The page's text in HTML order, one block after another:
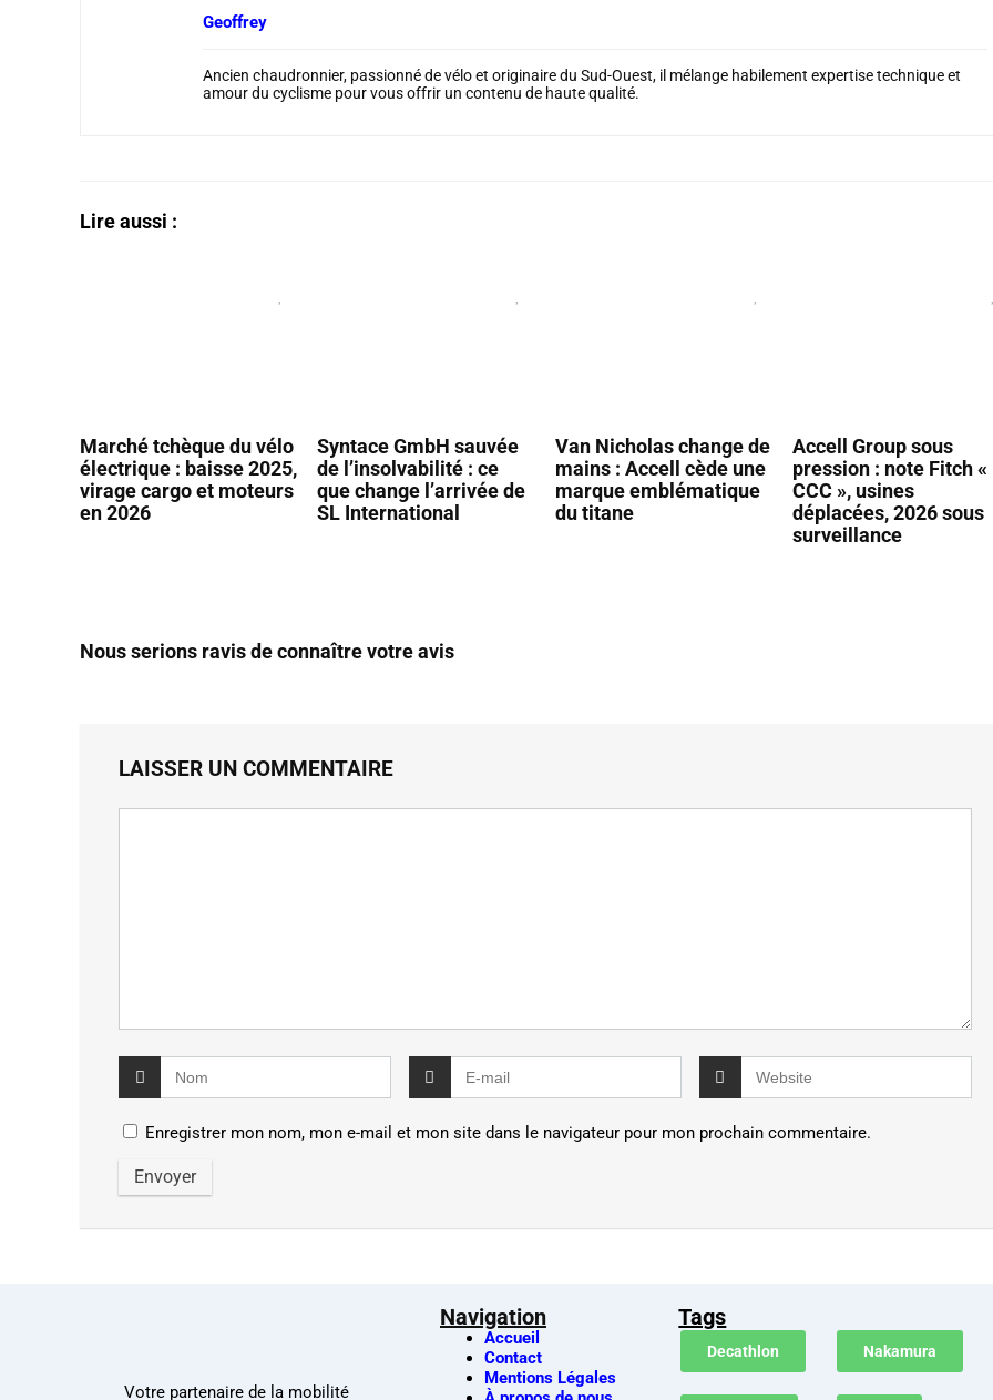
Geoffrey
Ancien chaudronnier, passionné de vélo et originaire du Sud-Ouest, il mélange habilement expertise technique et
amour du cyclisme pour vous offrir un contenu de haute qualité.
Lire aussi :
Marché tchèque du vélo
électrique : baisse 2025,
virage cargo et moteurs
en 2026
Syntace GmbH sauvée
de l’insolvabilité : ce
que change l’arrivée de
SL International
Van Nicholas change de
mains : Accell cède une
marque emblématique
du titane
Accell Group sous
pression : note Fitch «
CCC », usines
déplacées, 2026 sous
surveillance
Nous serions ravis de connaître votre avis
LAISSER UN COMMENTAIRE
Enregistrer mon nom, mon e-mail et mon site dans le navigateur pour mon prochain commentaire.
Votre partenaire de la mobilité
Navigation
Accueil
Contact
Mentions Légales
Tags
Decathlon Nakamura